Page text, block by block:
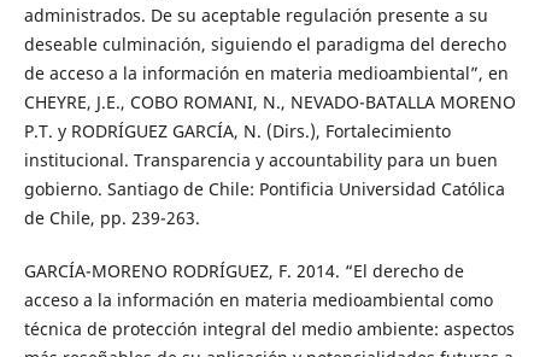
administrados. De su aceptable regulación presente a su
deseable culminación, siguiendo el paradigma del derecho
de acceso a la información en materia medioambiental”, en
CHEYRE, J.E., COBO ROMANI, N., NEVADO-BATALLA MORENO
P.T. y RODRÍGUEZ GARCÍA, N. (Dirs.), Fortalecimiento
institucional. Transparencia y accountability para un buen
gobierno. Santiago de Chile: Pontificia Universidad Católica
de Chile, pp. 239-263.
GARCÍA-MORENO RODRÍGUEZ, F. 2014. “El derecho de
acceso a la información en materia medioambiental como
técnica de protección integral del medio ambiente: aspectos